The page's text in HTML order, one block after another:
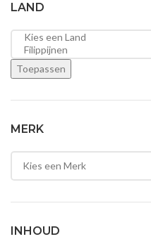
LAND
Toepassen
MERK
INHOUD